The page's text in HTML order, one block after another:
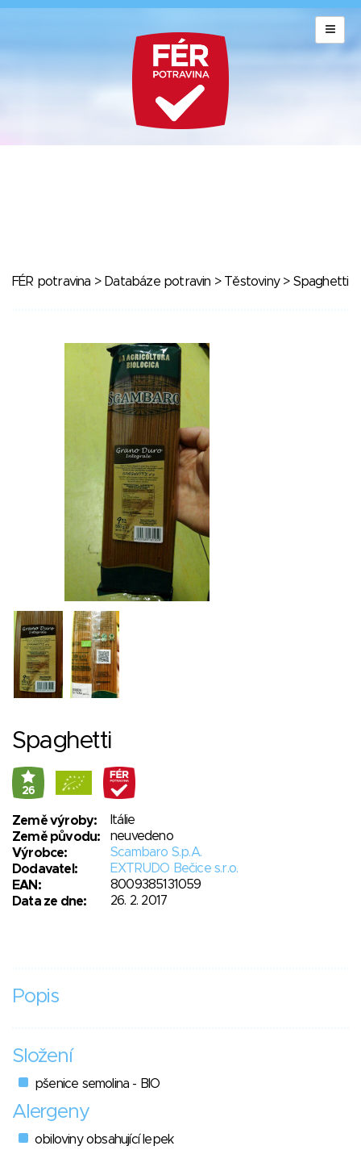
FÉR potravina > Databáze potravin > Těstoviny> Spaghetti
Spaghetti
26
Země výroby:
Itálie
Země původu:
neuvedeno
Výrobce:
Scambaro S.p.A.
Dodavatel:
EXTRUDO Bečice s.r.o.
EAN:
8009385131059
Data ze dne:
26. 2. 2017
Popis
Složení
pšenice semolina - BIO
Alergeny
obiloviny obsahující lepek